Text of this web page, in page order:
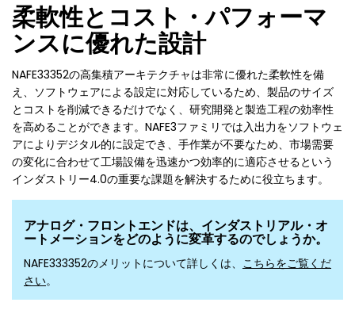
柔軟性とコスト・パフォーマ
ンスに優れた設計
NAFE33352の高集積アーキテクチャは非常に優れた柔軟性を備
え、ソフトウェアによる設定に対応しているため、製品のサイズ
とコストを削減できるだけでなく、研究開発と製造工程の効率性
を高めることができます。NAFE3ファミリでは入出力をソフトウェ
アによりデジタル的に設定でき、手作業が不要なため、市場需要
の変化に合わせて工場設備を迅速かつ効率的に適応させるという
インダストリー4.0の重要な課題を解決するために役立ちます。
アナログ・フロントエンドは、インダストリアル・オ
ートメーションをどのように変革するのでしょうか。
NAFE333352のメリットについて詳しくは、 こちらをご覧くだ
さい。